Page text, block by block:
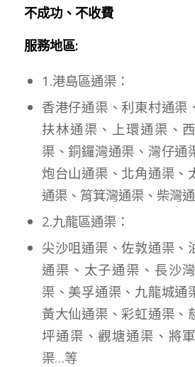
不成功、不收費
服務地區:
1.港島區通渠：
香港仔通渠、利東村通渠
扶林通渠、上環通渠、
渠、銅鑼灣通渠、灣仔通
炮台山通渠、北角通渠、
通渠、筲箕灣通渠、柴灣
2.九龍區通渠：
尖沙咀通渠、佐敦通渠、
通渠、太子通渠、長沙
渠、美孚通渠、九龍城通
黃大仙通渠、彩虹通渠、
坪通渠、觀塘通渠、將
渠…等